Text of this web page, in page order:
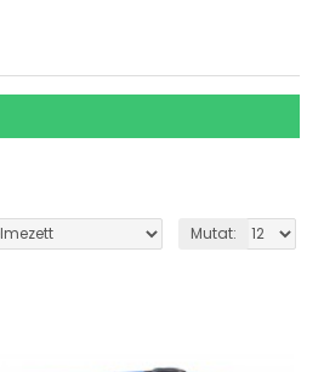
Mutat: